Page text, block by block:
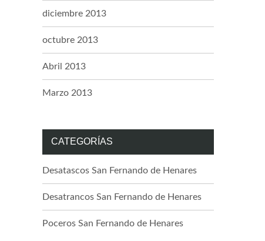
diciembre 2013
octubre 2013
Abril 2013
Marzo 2013
CATEGORÍAS
Desatascos San Fernando de Henares
Desatrancos San Fernando de Henares
Poceros San Fernando de Henares